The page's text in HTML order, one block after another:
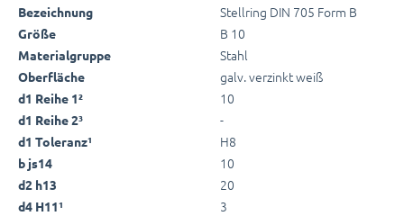
Bezeichnung Stellring DIN 705 Form B
Größe B 10
Materialgruppe Stahl
Oberfläche galv. verzinkt weiß
d1 Reihe 1² 10
d1 Reihe 2³ -
d1 Toleranz¹ H8
b js14 10
d2 h13 20
d4 H11¹ 3